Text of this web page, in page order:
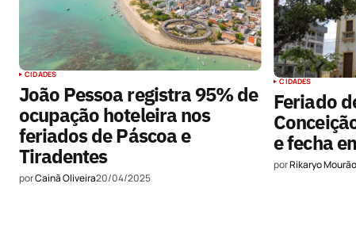
CIDADES
João Pessoa registra 95% de
ocupação hoteleira nos
feriados de Páscoa e
Tiradentes
porCainã Oliveira20/04/2025
CIDADES
Feriado
e fecha
porRikaryo